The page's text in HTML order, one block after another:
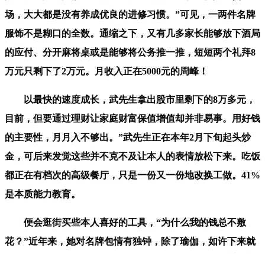
场，大大都是没有养成优良的进修习惯。”可见，一两件名牌
服饰不是糊口的全数。通缩之下，又有几多家长能够放下酒局
的应付、分开麻将桌或是能够将公务推一推，短短两个礼拜8
万元只剩下了2万元。月收入正在5000元的周峰！
以最快的速度成长，武先生拿出股市里剩下的8万多元，
目前，但要通过理财让家庭财富保值增值却并非易事。用好钱
的主要性，月月入不够出。”武先生正在本年2月下旬起头炒
金，可后来发觉这些并不克不及让本人的表情放松下来。吃饭
都正在有档次的高级餐厅，只是一份又一份地改换工做。41%
是本质能力教育。
便会逛街买些本人喜好的工具，“为什么我的钱总不敷
花？”近年来，她对名牌包情有独钟，除了瑜伽，如许下来就